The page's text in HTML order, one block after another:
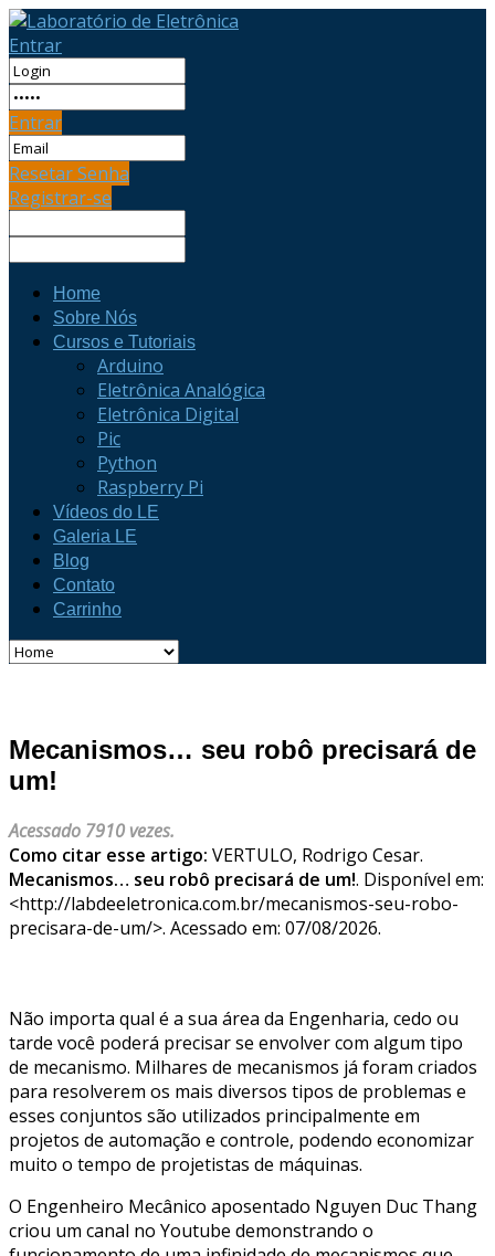
Entrar
Entrar
Resetar Senha
Registrar-se
Home
Sobre Nós
Cursos e Tutoriais
Arduino
Eletrônica Analógica
Eletrônica Digital
Pic
Python
Raspberry Pi
Vídeos do LE
Galeria LE
Blog
Contato
Carrinho
Mecanismos… seu robô precisará de
um!
Acessado 7910 vezes.
Como citar esse artigo: VERTULO, Rodrigo Cesar.
Mecanismos… seu robô precisará de um!. Disponível em:
<http://labdeeletronica.com.br/mecanismos-seu-robo-
precisara-de-um/>. Acessado em: 07/08/2026.
Não importa qual é a sua área da Engenharia, cedo ou
tarde você poderá precisar se envolver com algum tipo
de mecanismo. Milhares de mecanismos já foram criados
para resolverem os mais diversos tipos de problemas e
esses conjuntos são utilizados principalmente em
projetos de automação e controle, podendo economizar
muito o tempo de projetistas de máquinas.
O Engenheiro Mecânico aposentado Nguyen Duc Thang
criou um canal no Youtube demonstrando o